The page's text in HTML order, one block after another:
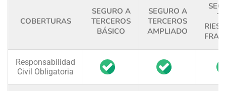
COBERTURAS
SEGURO A
TERCEROS
BÁSICO
SEGURO A
TERCEROS
AMPLIADO
Responsabilidad
Civil Obligatoria